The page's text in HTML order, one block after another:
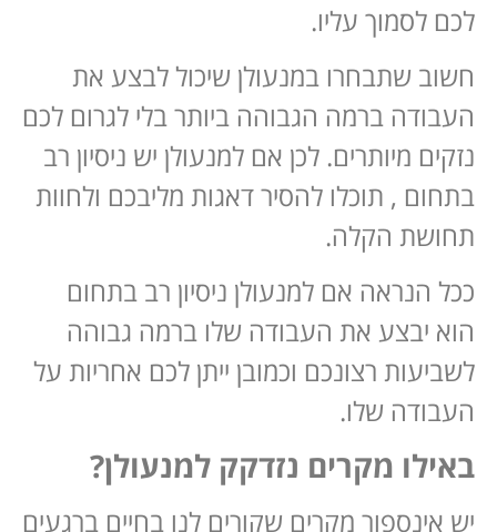
לכם לסמוך עליו.
חשוב שתבחרו במנעולן שיכול לבצע את
העבודה ברמה הגבוהה ביותר בלי לגרום לכם
נזקים מיותרים. לכן אם למנעולן יש ניסיון רב
בתחום , תוכלו להסיר דאגות מליבכם ולחוות
תחושת הקלה.
ככל הנראה אם למנעולן ניסיון רב בתחום
הוא יבצע את העבודה שלו ברמה גבוהה
לשביעות רצונכם וכמובן ייתן לכם אחריות על
העבודה שלו.
באילו מקרים נזדקק למנעולן?
יש אינספור מקרים שקורים לנו בחיים ברגעים